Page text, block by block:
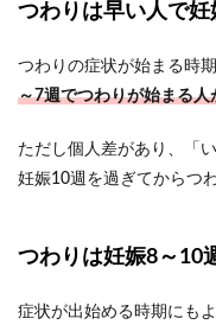
つわりは早い人で妊
つわりの症状が始まる時期
～7週でつわりが始まる
ただし個人差があり、「
妊娠10週を過ぎてからつ
つわりは妊娠8～10
症状が出始める時期にも